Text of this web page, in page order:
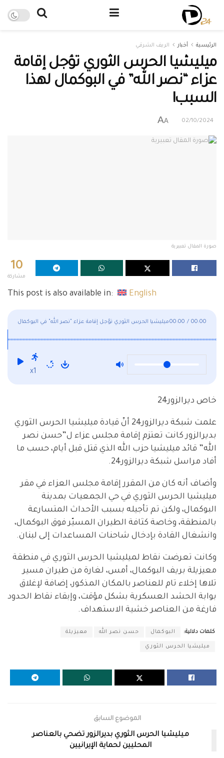
الرئيسية أخبار الريف الشرقي
ميليشيا الحرس الثوري تؤجل إقامة
عزاء “نصر الله” في البوكمال لهذا
السبب!
02/10/2024
A
A
صورة المقال تعبيرية
10
مشاركة
This post is also available in: English
ميليشيا الحرس الثوري تؤجل إقامة عزاء "نصر الله" في البوكمال00:00 / 00:00
x1
خاص ديرالزور24
علمت شبكة ديرالزور24 أنّ قيادة ميليشيا الحرس الثوري
بديرالزور كانت تعتزم إقامة مجلس عزاء ل”حسن نصر
الله” قائد ميليشيا حزب الله الذي قتل قبل أيام، حسب ما
أفاد مراسل شبكة ديرالزور24.
وأضاف أنه كان من المقرر إقامة مجلس العزاء في مقر
ميليشيا الحرس الثوري في حي الجمعيات بمدينة
البوكمال، ولكن تم تأجيله بسبب الأحداث المتسارعة
بالمنطقة، وخاصة كثافة الطيران المسيّر فوق البوكمال،
وانشغال القادة بإدخال شاحنات المساعدات إلى لبنان.
وكانت تعرضت نقاط لميليشيا الحرس الثوري في منطقة
معيزيلة بريف البوكمال، أمس، لغارة من طيران مسير
تلاها إخلاء تام للعناصر بالمكان المذكور، إضافة لإغلاق
بوابة الحشد العسكرية بشكل مؤقت، وإبقاء نقاط الحدود
فارغة من العناصر خشية الاستهداف.
كلمات دلالية: البوكمال حسن نصر الله معيزيلة
ميليشيا الحرس الثوري
الموضوع السابق
ميليشيا الحرس الثوري بديرالزور تضحي بالعناصر
المحليين لحماية الإيرانيين